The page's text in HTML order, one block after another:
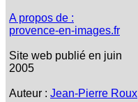
A propos de :
provence-en-images.fr
Site web publié en juin
2005
Auteur : Jean-Pierre Roux